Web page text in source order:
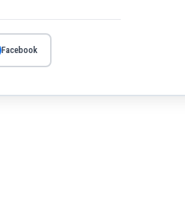
Facebook